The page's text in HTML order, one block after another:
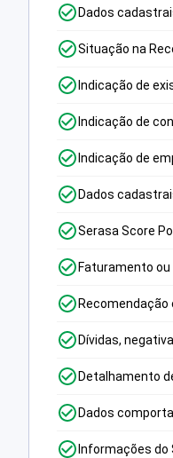
Dados
Situação na
Indicação de
Indicação de
Indicação de
Dados
Serasa Score
Faturamento
Dívidas,
Detalhamento
Dados
Informações do